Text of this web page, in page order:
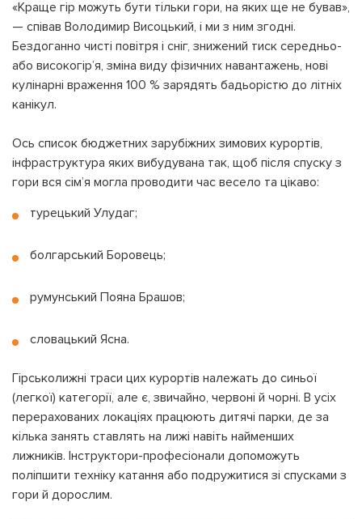
«Краще гір можуть бути тільки гори, на яких ще не бував»,
— співав Володимир Висоцький, і ми з ним згодні.
Бездоганно чисті повітря і сніг, знижений тиск середньо-
або високогір’я, зміна виду фізичних навантажень, нові
кулінарні враження 100 % зарядять бадьорістю до літніх
канікул.
Ось список бюджетних зарубіжних зимових курортів,
інфраструктура яких вибудувана так, щоб після спуску з
гори вся сім’я могла проводити час весело та цікаво:
турецький Улудаг;
болгарський Боровець;
румунський Пояна Брашов;
словацький Ясна.
Гірськолижні траси цих курортів належать до синьої
(легкої) категорії, але є, звичайно, червоні й чорні. В усіх
перерахованих локаціях працюють дитячі парки, де за
кілька занять ставлять на лижі навіть найменших
лижників. Інструктори-професіонали допоможуть
поліпшити техніку катання або подружитися зі спусками з
гори й дорослим.